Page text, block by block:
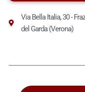
Via Bella Italia, 30 -
del Garda (Verona)